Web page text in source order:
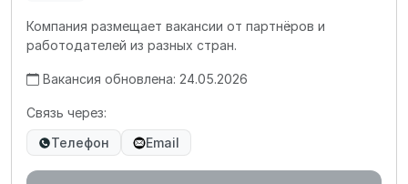
Компания размещает вакансии от партнёров и
работодателей из разных стран.
Вакансия обновлена: 24.05.2026
Связь через:
Телефон
Email